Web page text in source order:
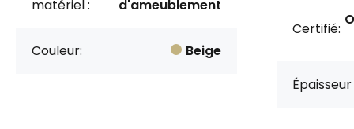
matériel : d'ameublement
Couleur: Beige
Certifié:
Épaisseur